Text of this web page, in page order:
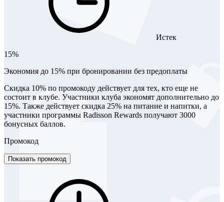
Истек
15%
Экономия до 15% при бронировании без предоплаты
Скидка 10% по промокоду действует для тех, кто еще не
состоит в клубе. Участники клуба экономят дополнительно до
15%. Также действует скидка 25% на питание и напитки, а
участники программы Radisson Rewards получают 3000
бонусных баллов.
Промокод
Показать промокод